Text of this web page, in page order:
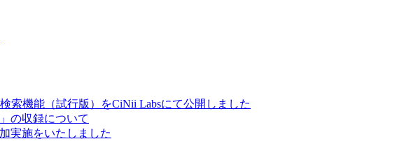
索機能（試行版）をCiNii Labsにて公開しました
の収録について
実施をいたしました